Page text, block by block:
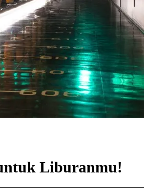
Liburanmu!